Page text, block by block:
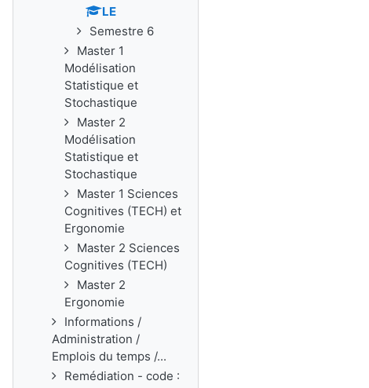
LE
Semestre 6
Master 1
Modélisation
Statistique et
Stochastique
Master 2
Modélisation
Statistique et
Stochastique
Master 1 Sciences
Cognitives (TECH) et
Ergonomie
Master 2 Sciences
Cognitives (TECH)
Master 2
Ergonomie
Informations /
Administration /
Emplois du temps /...
Remédiation - code :